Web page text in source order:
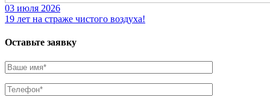
03 июля 2026
19 лет на страже чистого воздуха!
Оставьте заявку